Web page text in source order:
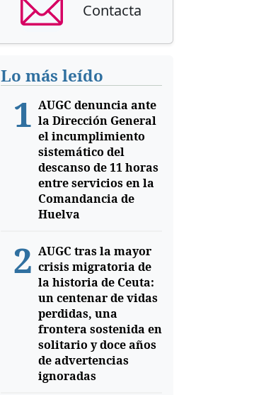
Contacta
Lo más leído
1 AUGC denuncia ante
la Dirección General
el incumplimiento
sistemático del
descanso de 11 horas
entre servicios en la
Comandancia de
Huelva
2 AUGC tras la mayor
crisis migratoria de
la historia de Ceuta:
un centenar de vidas
perdidas, una
frontera sostenida en
solitario y doce años
de advertencias
ignoradas